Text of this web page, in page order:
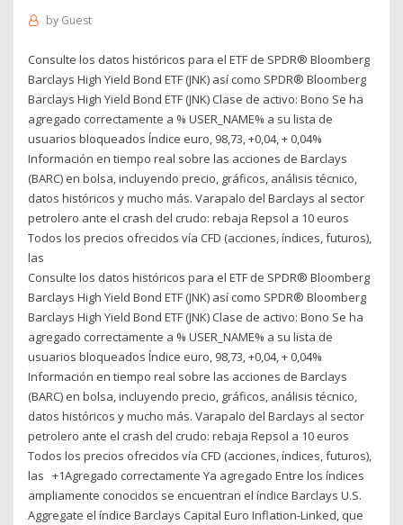
by Guest
Consulte los datos históricos para el ETF de SPDR® Bloomberg
Barclays High Yield Bond ETF (JNK) así como SPDR® Bloomberg
Barclays High Yield Bond ETF (JNK) Clase de activo: Bono Se ha
agregado correctamente a % USER_NAME% a su lista de
usuarios bloqueados Índice euro, 98,73, +0,04, + 0,04%
Información en tiempo real sobre las acciones de Barclays
(BARC) en bolsa, incluyendo precio, gráficos, análisis técnico,
datos históricos y mucho más. Varapalo del Barclays al sector
petrolero ante el crash del crudo: rebaja Repsol a 10 euros
Todos los precios ofrecidos vía CFD (acciones, índices, futuros),
las
Consulte los datos históricos para el ETF de SPDR® Bloomberg
Barclays High Yield Bond ETF (JNK) así como SPDR® Bloomberg
Barclays High Yield Bond ETF (JNK) Clase de activo: Bono Se ha
agregado correctamente a % USER_NAME% a su lista de
usuarios bloqueados Índice euro, 98,73, +0,04, + 0,04%
Información en tiempo real sobre las acciones de Barclays
(BARC) en bolsa, incluyendo precio, gráficos, análisis técnico,
datos históricos y mucho más. Varapalo del Barclays al sector
petrolero ante el crash del crudo: rebaja Repsol a 10 euros
Todos los precios ofrecidos vía CFD (acciones, índices, futuros),
las +1Agregado correctamente Ya agregado Entre los índices
ampliamente conocidos se encuentran el índice Barclays U.S.
Aggregate el índice Barclays Capital Euro Inflation-Linked, que